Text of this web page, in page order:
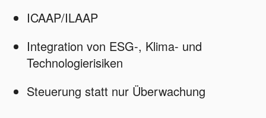
ICAAP/ILAAP
Integration von ESG-, Klima- und
Technologierisiken
Steuerung statt nur Überwachung